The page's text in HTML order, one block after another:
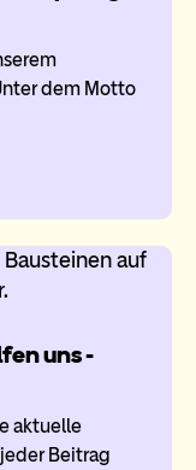
dem Motto
uns -
aktuelle
Beitrag